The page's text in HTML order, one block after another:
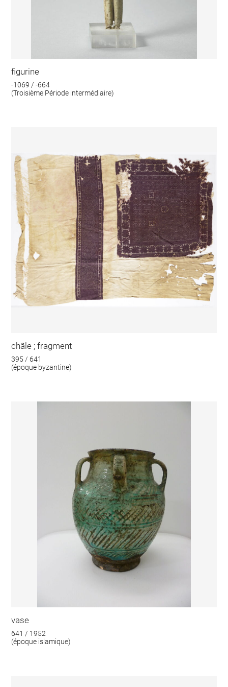
figurine
-1069 / -664
(Troisième Période intermédiaire)
châle ; fragment
395 / 641
(époque byzantine)
vase
641 / 1952
(époque islamique)